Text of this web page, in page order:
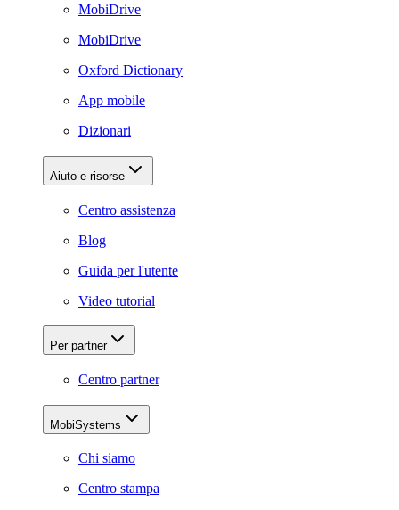
MobiDrive
MobiDrive
Oxford Dictionary
App mobile
Dizionari
Aiuto e risorse
Centro assistenza
Blog
Guida per l'utente
Video tutorial
Per partner
Centro partner
MobiSystems
Chi siamo
Centro stampa